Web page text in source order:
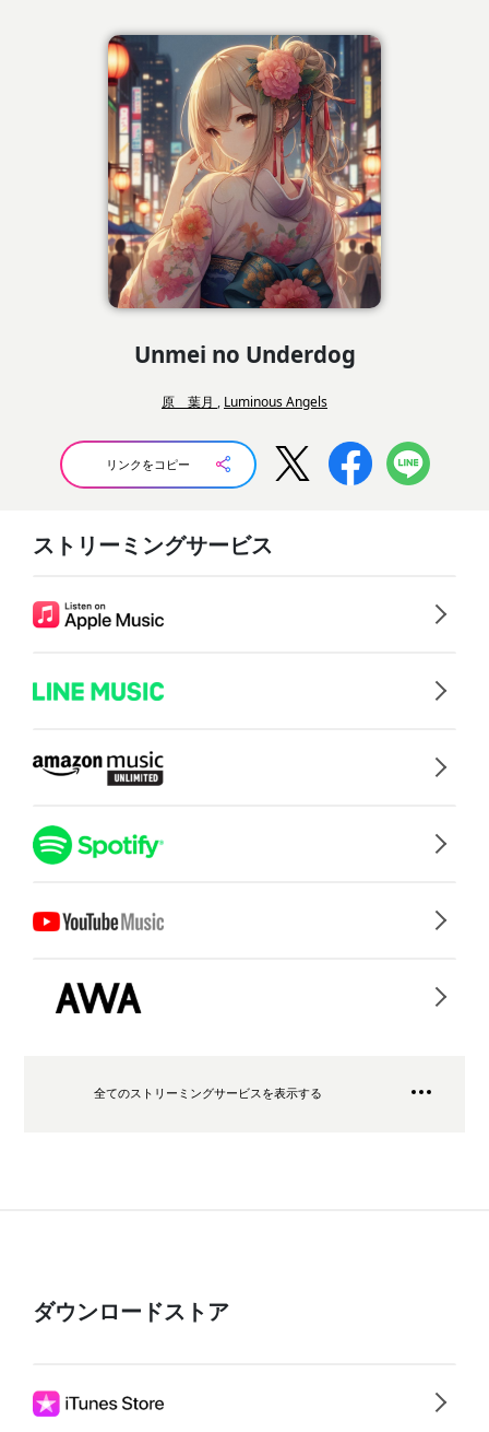
Unmei no Underdog
原 葉月 , Luminous Angels
リンクをコピー
ストリーミングサービス
全てのストリーミングサービスを表示する
ダウンロードストア